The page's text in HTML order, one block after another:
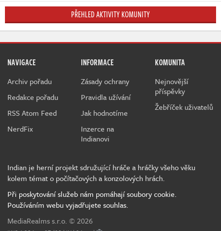
PŘEHLED AKTIVITY KOMUNITY
NAVIGACE
Archiv pořadu
Redakce pořadu
RSS Atom Feed
NerdFix
INFORMACE
Zásady ochrany
Pravidla užívání
Jak hodnotíme
Inzerce na
Indianovi
KOMUNITA
Nejnovější
příspěvky
Žebříček uživatelů
Indian je herní projekt sdružující hráče a hráčky všeho věku
kolem témat o počítačových a konzolových hrách.
Při poskytování služeb nám pomáhají soubory cookie.
Používáním webu vyjadřujete souhlas.
MediaRealms s.r.o. © 2026